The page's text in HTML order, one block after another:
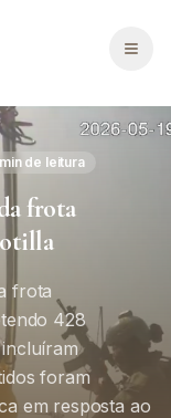
min de leitura
frota
frota
428
foram
em resposta ao